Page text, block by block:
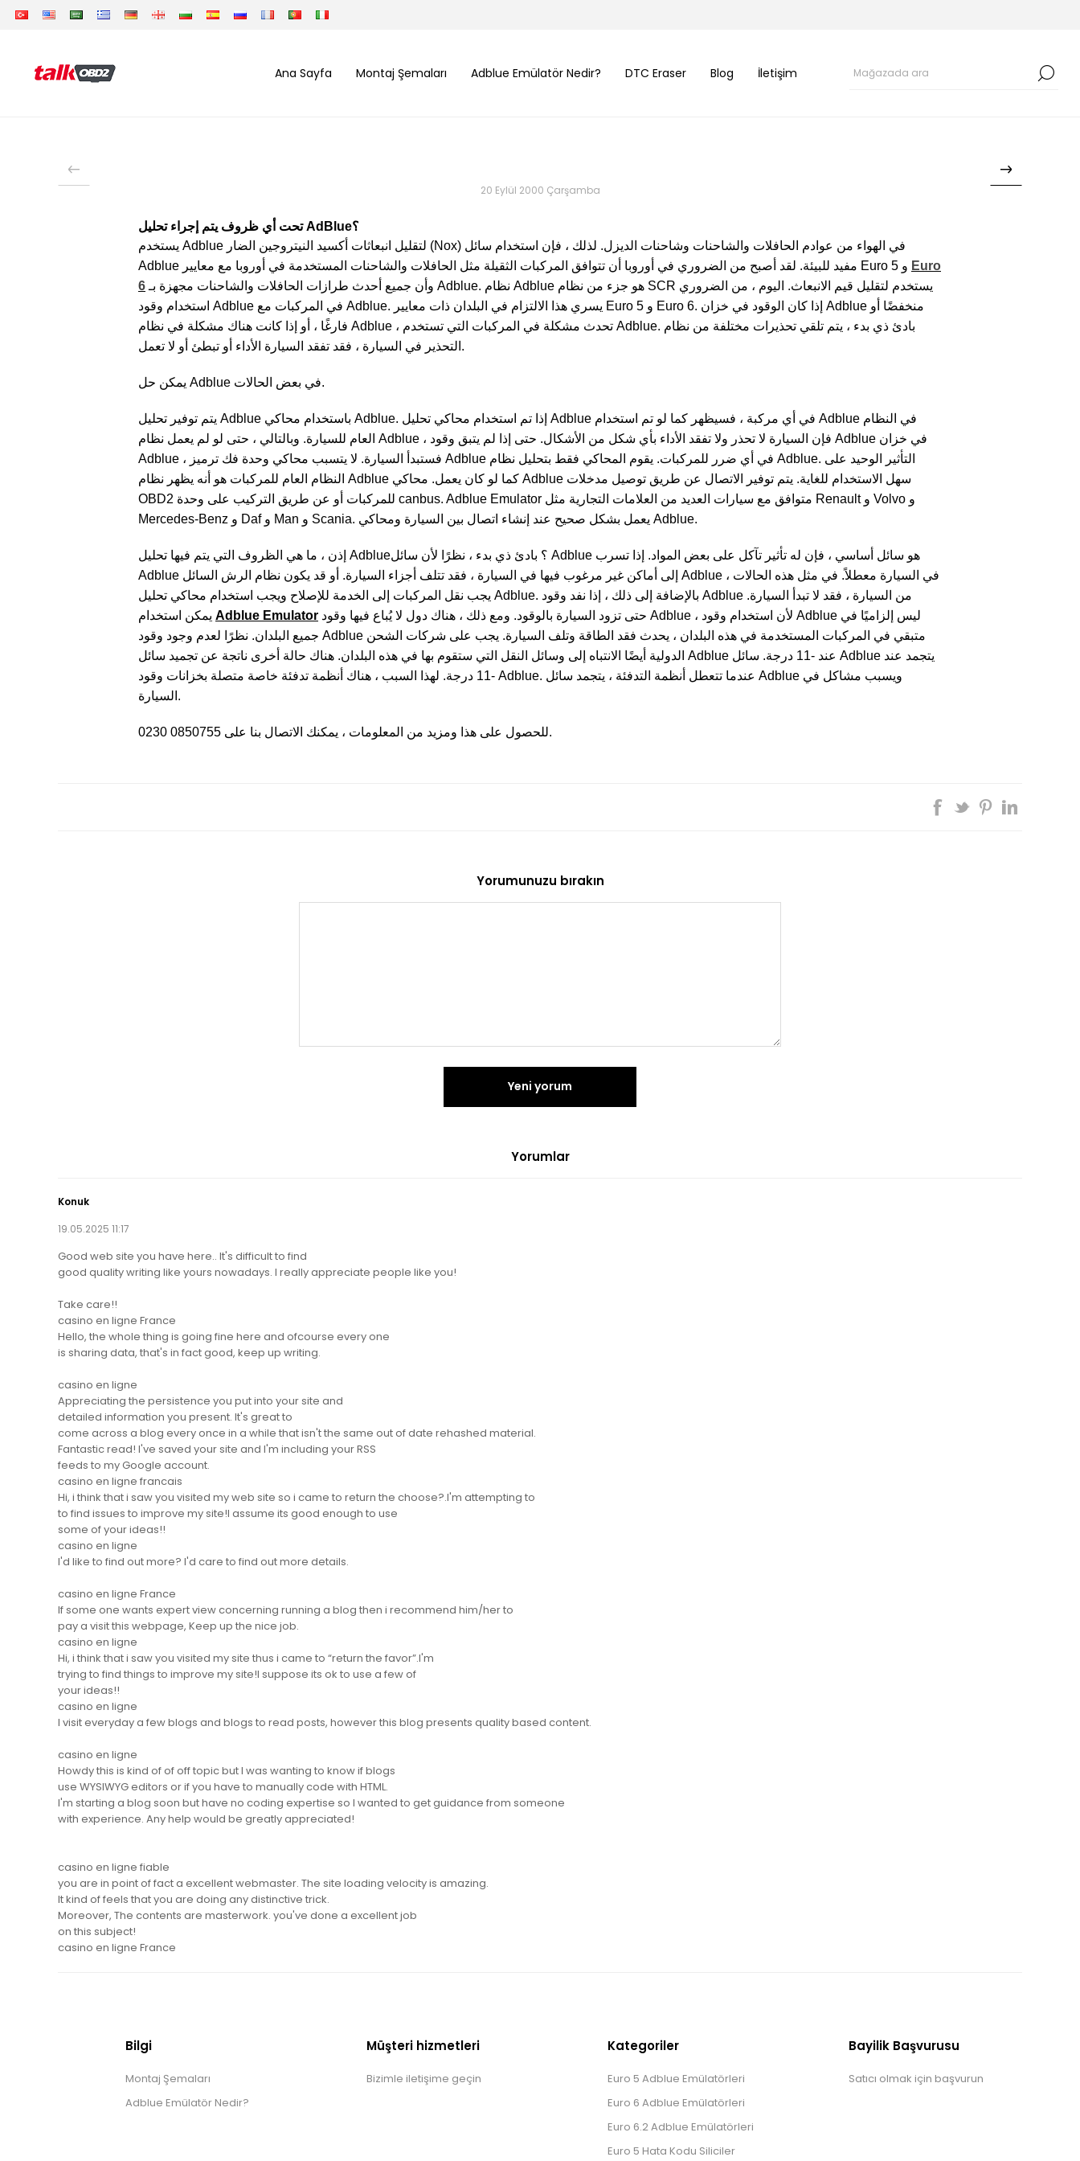
Ana Sayfa Montaj Şemaları Adblue Emülatör Nedir? DTC Eraser Blog İletişim
20 Eylül 2000 Çarşamba
تحت أي ظروف يتم إجراء تحليل AdBlue؟
يستخدم Adblue لتقليل انبعاثات أكسيد النيتروجين الضار (Nox) في الهواء من عوادم الحافلات والشاحنات وشاحنات الديزل. لذلك ، فإن استخدام سائل
Euro
6
استخدام وقود Adblue في المركبات مع Adblue. يسري هذا الالتزام في البلدان ذات معايير Euro 5 و Euro 6. إذا كان الوقود في خزان Adblue منخفضًا أو
فارغًا ، أو إذا كانت هناك مشكلة في نظام Adblue ، تحدث مشكلة في المركبات التي تستخدم Adblue. بادئ ذي بدء ، يتم تلقي تحذيرات مختلفة من نظام
التحذير في السيارة ، فقد تفقد السيارة الأداء أو تبطئ أو لا تعمل.
يمكن حل Adblue في بعض الحالات.
يتم توفير تحليل Adblue باستخدام محاكي Adblue. إذا تم استخدام محاكي تحليل Adblue في أي مركبة ، فسيظهر كما لو تم استخدام Adblue في النظام
العام للسيارة. وبالتالي ، حتى لو لم يعمل نظام Adblue ، فإن السيارة لا تحذر ولا تفقد الأداء بأي شكل من الأشكال. حتى إذا لم يتبق وقود Adblue في خزان
Adblue ، فستبدأ السيارة. لا يتسبب محاكي وحدة فك ترميز Adblue في أي ضرر للمركبات. يقوم المحاكي فقط بتحليل نظام Adblue. التأثير الوحيد على
النظام العام للمركبات هو أنه يظهر نظام Adblue كما لو كان يعمل. محاكي Adblue سهل الاستخدام للغاية. يتم توفير الاتصال عن طريق توصيل مدخلات
OBD2 للمركبات أو عن طريق التركيب على وحدة canbus. Adblue Emulator متوافق مع سيارات العديد من العلامات التجارية مثل Renault و Volvo و
Mercedes-Benz و Daf و Man و Scania. يعمل بشكل صحيح عند إنشاء اتصال بين السيارة ومحاكي Adblue.
إذن ، ما هي الظروف التي يتم فيها تحليل Adblue؟ بادئ ذي بدء ، نظرًا لأن سائل Adblue هو سائل أساسي ، فإن له تأثير تآكل على بعض المواد. إذا تسرب
Adblue إلى أماكن غير مرغوب فيها في السيارة ، فقد تتلف أجزاء السيارة. أو قد يكون نظام الرش السائل Adblue في السيارة معطلاً. في مثل هذه الحالات ،
يجب نقل المركبات إلى الخدمة للإصلاح ويجب استخدام محاكي تحليل Adblue. بالإضافة إلى ذلك ، إذا نفد وقود Adblue من السيارة ، فقد لا تبدأ السيارة.
Adblue Emulator
جميع البلدان. نظرًا لعدم وجود وقود Adblue متبقي في المركبات المستخدمة في هذه البلدان ، يحدث فقد الطاقة وتلف السيارة. يجب على شركات الشحن
الدولية أيضًا الانتباه إلى وسائل النقل التي ستقوم بها في هذه البلدان. هناك حالة أخرى ناتجة عن تجميد سائل Adblue عند -11 درجة. سائل Adblue يتجمد عند
-11 درجة. لهذا السبب ، هناك أنظمة تدفئة خاصة متصلة بخزانات وقود Adblue. عندما تتعطل أنظمة التدفئة ، يتجمد سائل Adblue ويسبب مشاكل في
السيارة.
للحصول على هذا ومزيد من المعلومات ، يمكنك الاتصال بنا على 0850755 0230.
Yorumunuzu bırakın
Yeni yorum
Yorumlar
Konuk
19.05.2025 11:17
Good web site you have here.. It's difficult to find
good quality writing like yours nowadays. I really appreciate people like you!
Take care!!
casino en ligne France
Hello, the whole thing is going fine here and ofcourse every one
is sharing data, that's in fact good, keep up writing.
casino en ligne
Appreciating the persistence you put into your site and
detailed information you present. It's great to
come across a blog every once in a while that isn't the same out of date rehashed material.
Fantastic read! I've saved your site and I'm including your RSS
feeds to my Google account.
casino en ligne francais
Hi, i think that i saw you visited my web site so i came to return the choose?.I'm attempting to
to find issues to improve my site!I assume its good enough to use
some of your ideas!!
casino en ligne
I'd like to find out more? I'd care to find out more details.
casino en ligne France
If some one wants expert view concerning running a blog then i recommend him/her to
pay a visit this webpage, Keep up the nice job.
casino en ligne
Hi, i think that i saw you visited my site thus i came to “return the favor”.I'm
trying to find things to improve my site!I suppose its ok to use a few of
your ideas!!
casino en ligne
I visit everyday a few blogs and blogs to read posts, however this blog presents quality based content.
casino en ligne
Howdy this is kind of of off topic but I was wanting to know if blogs
use WYSIWYG editors or if you have to manually code with HTML.
I'm starting a blog soon but have no coding expertise so I wanted to get guidance from someone
with experience. Any help would be greatly appreciated!
casino en ligne fiable
you are in point of fact a excellent webmaster. The site loading velocity is amazing.
It kind of feels that you are doing any distinctive trick.
Moreover, The contents are masterwork. you've done a excellent job
on this subject!
casino en ligne France
Bilgi
Montaj Şemaları
Adblue Emülatör Nedir?
Müşteri hizmetleri
Bizimle iletişime geçin
Kategoriler
Euro 5 Adblue Emülatörleri
Euro 6 Adblue Emülatörleri
Euro 6.2 Adblue Emülatörleri
Euro 5 Hata Kodu Siliciler
Bayilik Başvurusu
Satıcı olmak için başvurun